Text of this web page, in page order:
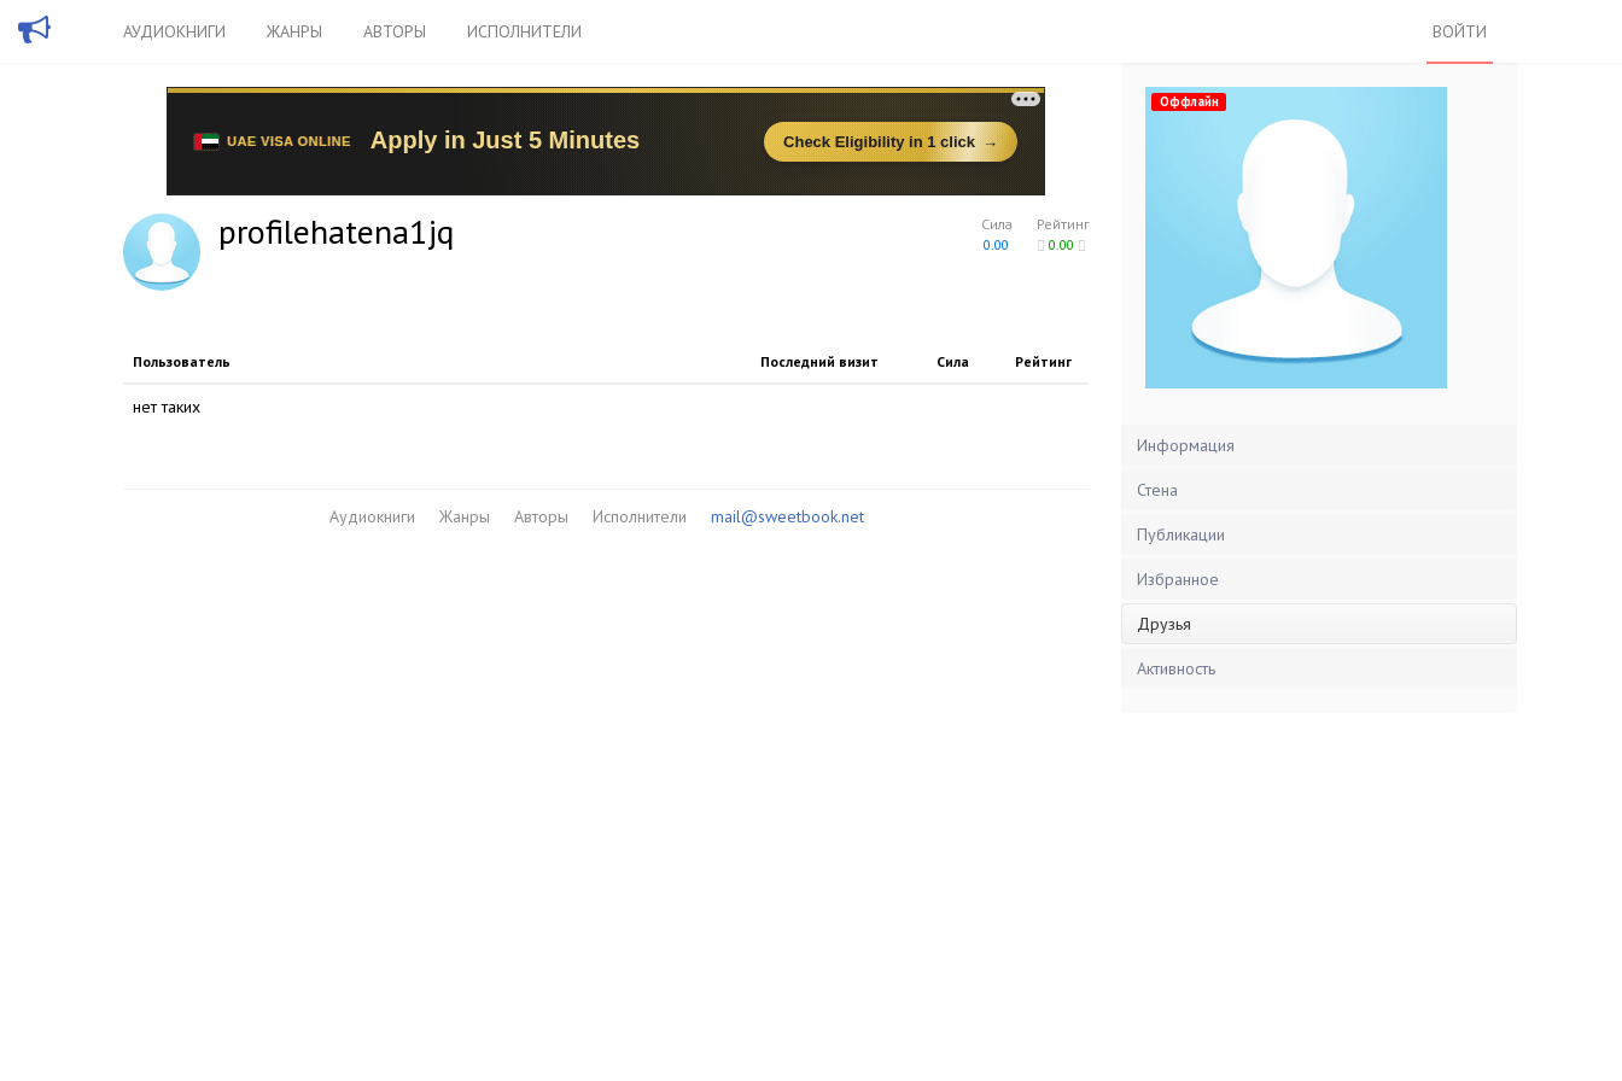
АУДИОКНИГИ ЖАНРЫ АВТОРЫ ИСПОЛНИТЕЛИ ВОЙТИ
Рейтинг
0.00
Сила
0.00
profilehatena1jq
Пользователь Последний визит Сила Рейтинг
нет таких
Аудиокниги Жанры Авторы Исполнители mail@sweetbook.net
Оффлайн
Информация
Стена
Публикации
Избранное
Друзья
Активность